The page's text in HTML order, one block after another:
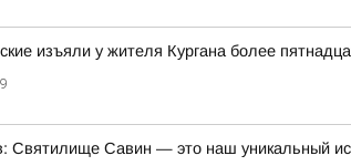
изъяли у жителя Кургана более
Святилище Савин — это наш уникальный